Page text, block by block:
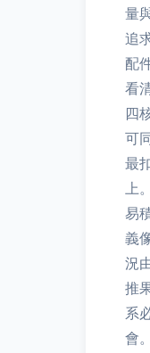
量
追
配
看
四
可
最
上
易
義
況
推
系
會